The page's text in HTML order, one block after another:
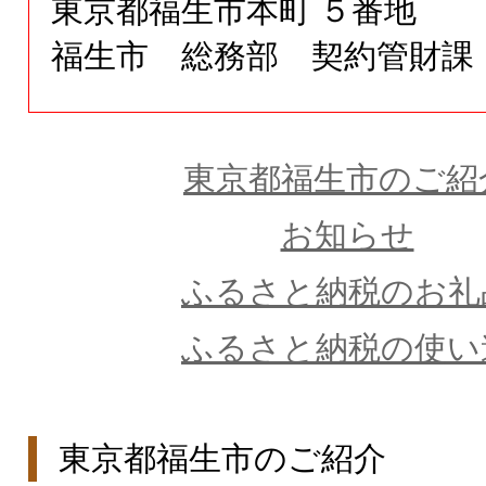
東京都福生市本町
５番地
福生市 総務部 契約管財
東京都福生市のご紹
お知らせ
ふるさと納税のお
ふるさと納税の使
東京都福生市のご紹介